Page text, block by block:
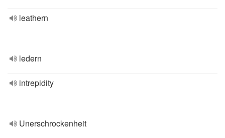
leathern
ledern
intrepidity
Unerschrockenheit